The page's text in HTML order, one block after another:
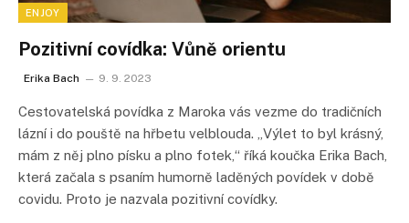
ENJOY
Pozitivní covídka: Vůně orientu
Erika Bach 9. 9. 2023
Cestovatelská povídka z Maroka vás vezme do tradičních
lázní i do pouště na hřbetu velblouda. „Výlet to byl krásný,
mám z něj plno písku a plno fotek,“ říká koučka Erika Bach,
která začala s psaním humorně laděných povídek v době
covidu. Proto je nazvala pozitivní covídky.